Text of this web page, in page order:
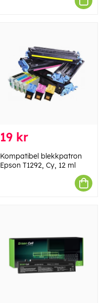
19 kr
Kompatibel blekkpatron
Epson T1292, Cy, 12 ml